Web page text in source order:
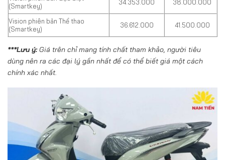
(Smartkey)
34.353.000 38.000.000
Vision phiên bản Thể thao
(Smartkey)
36.612.000 41.500.000
***Lưu ý:Giá trên chỉ mang tính chất tham khảo, người tiêu
dùng nên ra các đại lý gần nhất để có thể biết giá một cách
chính xác nhất.